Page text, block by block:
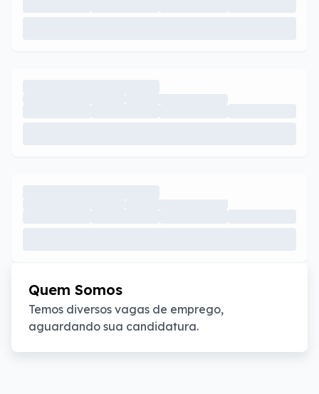
Quem Somos
Temos diversos vagas de emprego,
aguardando sua candidatura.